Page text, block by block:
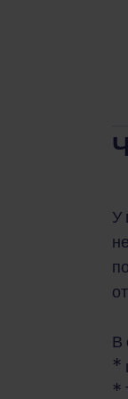
У
В
*
*